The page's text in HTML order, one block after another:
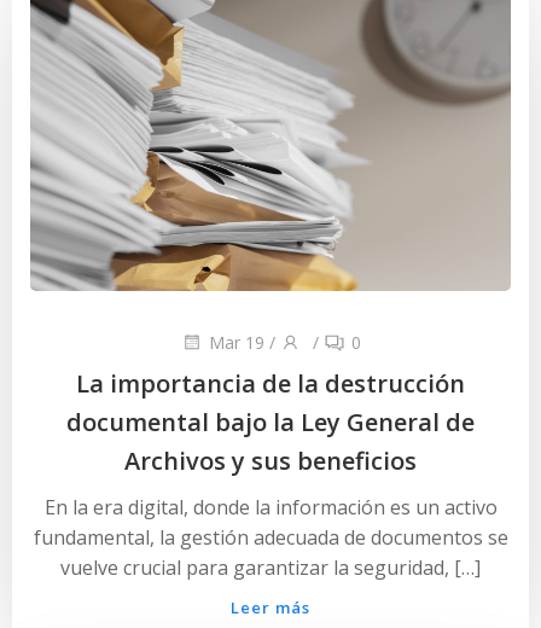
Mar 19 / / 0
La importancia de la destrucción
documental bajo la Ley General de
Archivos y sus beneficios
En la era digital, donde la información es un activo
fundamental, la gestión adecuada de documentos se
vuelve crucial para garantizar la seguridad, […]
Leer más